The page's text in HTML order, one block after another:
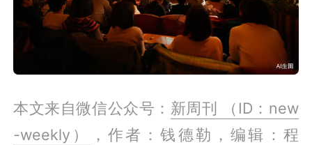
本文来自微信公众号： 新周刊 （ID：new
-weekly）
，作者：钱德勒，编辑：程